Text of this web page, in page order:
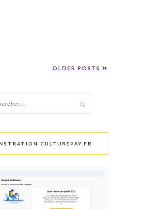
OLDER POSTS
CULTUREPAY.FR